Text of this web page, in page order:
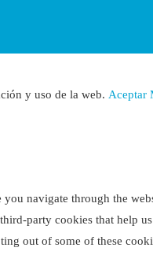
y uso de la web. Aceptar
navigate through the
party cookies that help
out of some of these